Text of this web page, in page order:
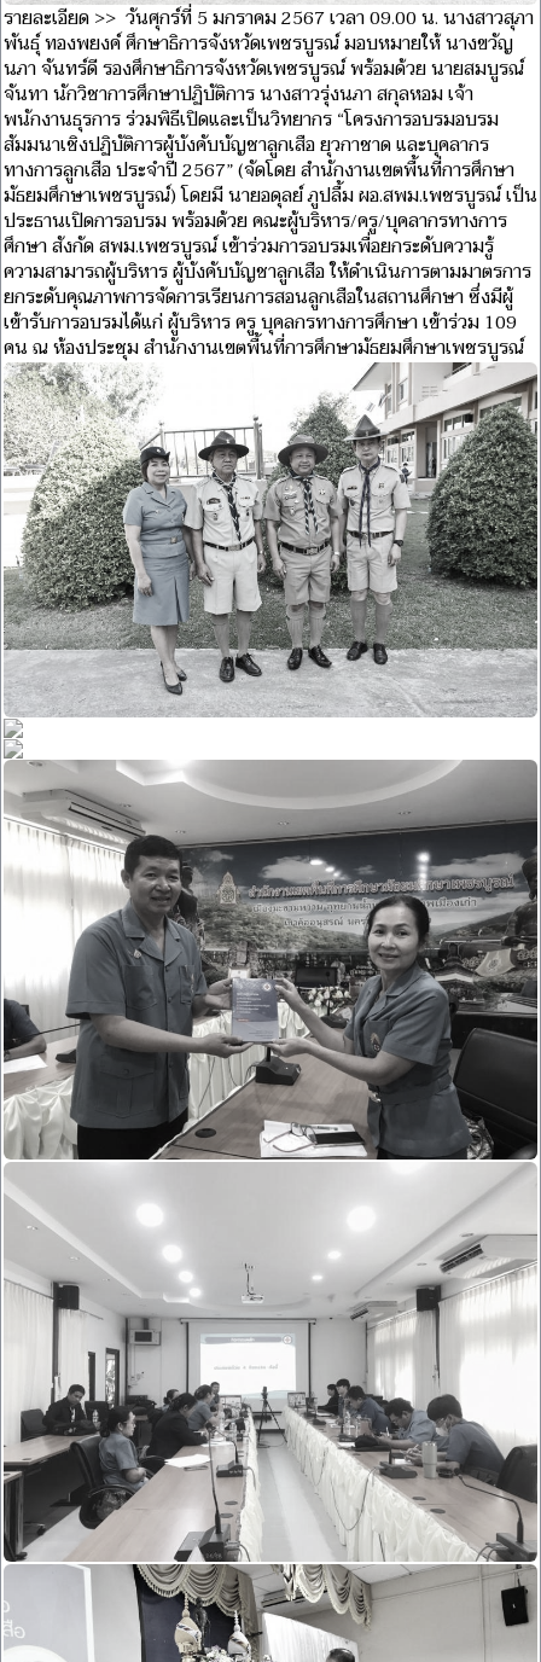
รายละเอียด >> วันศุกร์ที่ 5 มกราคม 2567 เวลา 09.00 น. นางสาวสุภา
พันธุ์ ทองพยงค์ ศึกษาธิการจังหวัดเพชรบูรณ์ มอบหมายให้ นางขวัญ
นภา จันทร์ดี รองศึกษาธิการจังหวัดเพชรบูรณ์ พร้อมด้วย นายสมบูรณ์
จันทา นักวิชาการศึกษาปฏิบัติการ นางสาวรุ่งนภา สกุลหอม เจ้า
พนักงานธุรการ ร่วมพิธีเปิดและเป็นวิทยากร “โครงการอบรมอบรม
สัมมนาเชิงปฏิบัติการผู้บังคับบัญชาลูกเสือ ยุวกาชาด และบุคลากร
ทางการลูกเสือ ประจำปี 2567” (จัดโดย สำนักงานเขตพื้นที่การศึกษา
มัธยมศึกษาเพชรบูรณ์) โดยมี นายอดุลย์ ภูปลื้ม ผอ.สพม.เพชรบูรณ์ เป็น
ประธานเปิดการอบรม พร้อมด้วย คณะผู้บริหาร/ครู/บุคลากรทางการ
ศึกษา สังกัด สพม.เพชรบูรณ์ เข้าร่วมการอบรมเพื่อยกระดับความรู้
ความสามารถผู้บริหาร ผู้บังคับบัญชาลูกเสือ ให้ดำเนินการตามมาตรการ
ยกระดับคุณภาพการจัดการเรียนการสอนลูกเสือในสถานศึกษา ซึ่งมีผู้
เข้ารับการอบรมได้แก่ ผู้บริหาร ครู บุคลกรทางการศึกษา เข้าร่วม 109
คน ณ ห้องประชุม สำนักงานเขตพื้นที่การศึกษามัธยมศึกษาเพชรบูรณ์